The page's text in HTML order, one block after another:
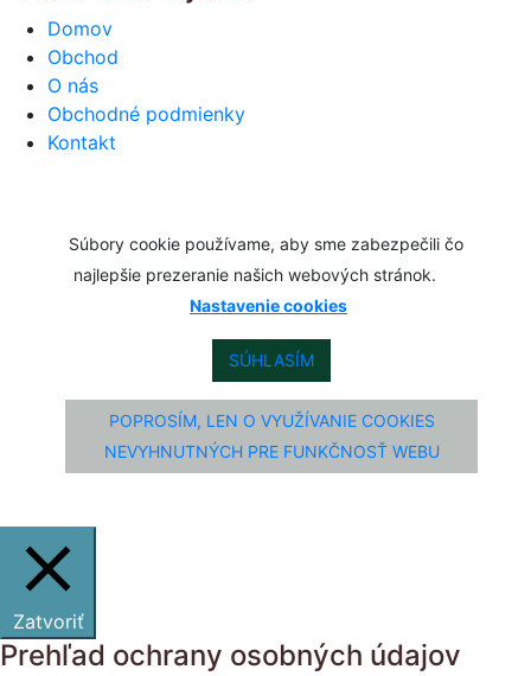
Domov
Obchod
O nás
Obchodné podmienky
Kontakt
Súbory cookie používame, aby sme zabezpečili čo
najlepšie prezeranie našich webových stránok.
Nastavenie cookies
SÚHLASÍM
POPROSÍM, LEN O VYUŽÍVANIE COOKIES
NEVYHNUTNÝCH PRE FUNKČNOSŤ WEBU
Zatvoriť
Prehľad ochrany osobných údajov